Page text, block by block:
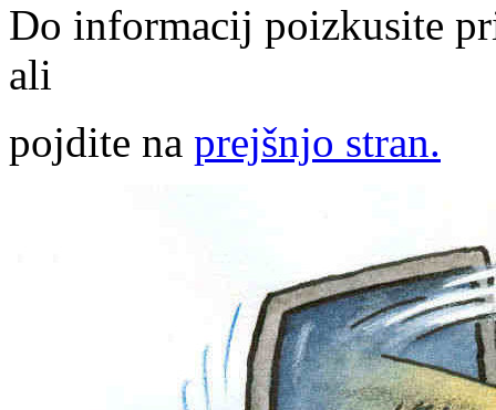
Do informacij poizkusite
ali
pojdite na prejšnjo stran.